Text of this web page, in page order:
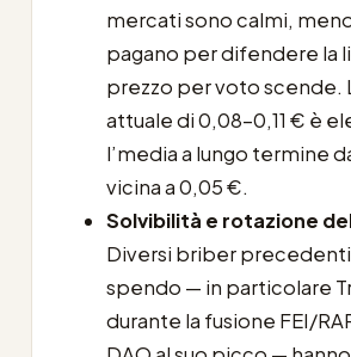
mercati sono calmi,
pagano per difendere la
prezzo per voto scende.
attuale di 0,08-0,11 € è
l’media a lungo termine
vicina a 0,05 €.
Solvibilità e rotazione
Diversi briber
spendo — in particolare
durante la fusione FEI/